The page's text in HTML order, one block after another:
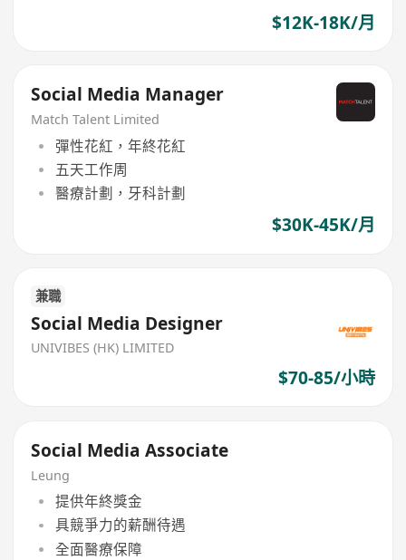
$12K-18K/月
Social Media Manager
Match Talent Limited
彈性花紅，年終花紅
五天工作周
醫療計劃，牙科計劃
$30K-45K/月
兼職
Social Media Designer
UNIVIBES (HK) LIMITED
$70-85/小時
Social Media Associate
Leung
提供年終獎金
具競爭力的薪酬待遇
全面醫療保障